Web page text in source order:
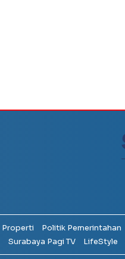
Properti Politik Pemerintahan
Surabaya Pagi TV
LifeStyle